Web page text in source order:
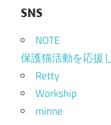
SNS
NOTE
保護猫活動を応援
Retty
Workship
minne